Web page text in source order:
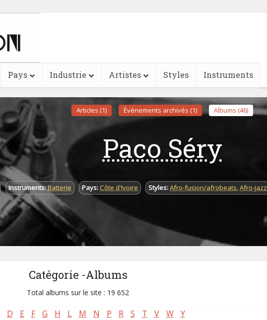
Pays Industrie Artistes Styles Instruments
Articles (1) Événements archivés (1) Albums (46)
Paco Séry
Instruments:Batterie Pays:Côte d'Ivoire Styles:Afro-fusion/afrobeats,Afro-jazz
Catégorie -Albums
Total albums sur le site : 19 652
D E F G H L M N P R S T V W Y